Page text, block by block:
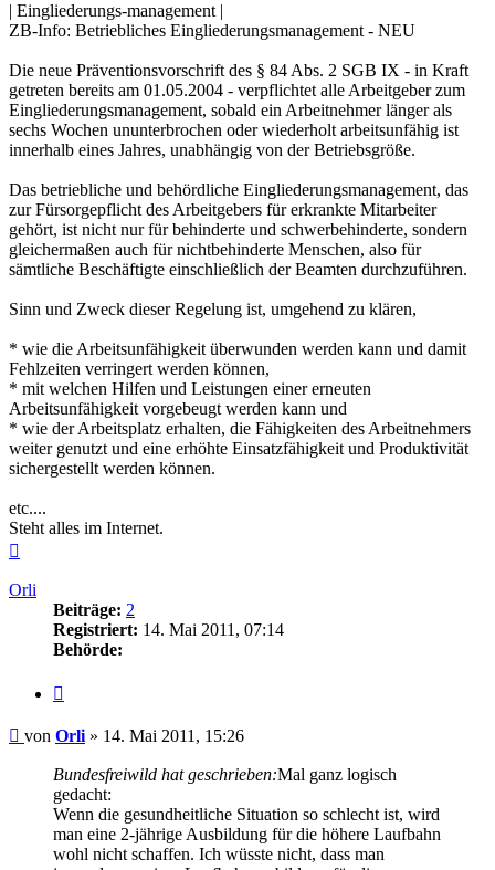
| Eingliederungs-management |
ZB-Info: Betriebliches Eingliederungsmanagement - NEU
Die neue Präventionsvorschrift des § 84 Abs. 2 SGB IX - in Kraft
getreten bereits am 01.05.2004 - verpflichtet alle Arbeitgeber zum
Eingliederungsmanagement, sobald ein Arbeitnehmer länger als
sechs Wochen ununterbrochen oder wiederholt arbeitsunfähig ist
innerhalb eines Jahres, unabhängig von der Betriebsgröße.
Das betriebliche und behördliche Eingliederungsmanagement, das
zur Fürsorgepflicht des Arbeitgebers für erkrankte Mitarbeiter
gehört, ist nicht nur für behinderte und schwerbehinderte, sondern
gleichermaßen auch für nichtbehinderte Menschen, also für
sämtliche Beschäftigte einschließlich der Beamten durchzuführen.
Sinn und Zweck dieser Regelung ist, umgehend zu klären,
* wie die Arbeitsunfähigkeit überwunden werden kann und damit
Fehlzeiten verringert werden können,
* mit welchen Hilfen und Leistungen einer erneuten
Arbeitsunfähigkeit vorgebeugt werden kann und
* wie der Arbeitsplatz erhalten, die Fähigkeiten des Arbeitnehmers
weiter genutzt und eine erhöhte Einsatzfähigkeit und Produktivität
sichergestellt werden können.
etc....
Steht alles im Internet.
Orli
Beiträge: 2
Registriert: 14. Mai 2011, 07:14
Behörde:
Beitrag
von Orli » 14. Mai 2011, 15:26
Bundesfreiwild hat geschrieben:Mal ganz logisch
gedacht:
Wenn die gesundheitliche Situation so schlecht ist, wird
man eine 2-jährige Ausbildung für die höhere Laufbahn
wohl nicht schaffen. Ich wüsste nicht, dass man